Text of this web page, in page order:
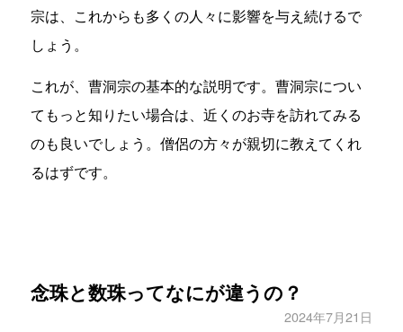
宗は、これからも多くの人々に影響を与え続けるで
しょう。
これが、曹洞宗の基本的な説明です。曹洞宗につい
てもっと知りたい場合は、近くのお寺を訪れてみる
のも良いでしょう。僧侶の方々が親切に教えてくれ
るはずです。
念珠と数珠ってなにが違うの？
2024年7月21日